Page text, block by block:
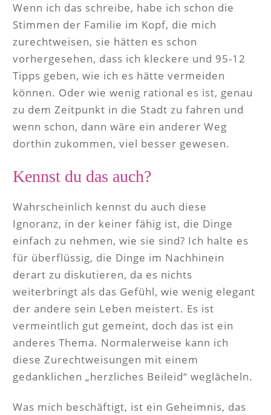
Wenn ich das schreibe, habe ich schon die
Stimmen der Familie im Kopf, die mich
zurechtweisen, sie hätten es schon
vorhergesehen, dass ich kleckere und 95-12
Tipps geben, wie ich es hätte vermeiden
können. Oder wie wenig rational es ist, genau
zu dem Zeitpunkt in die Stadt zu fahren und
wenn schon, dann wäre ein anderer Weg
dorthin zukommen, viel besser gewesen.
Kennst du das auch?
Wahrscheinlich kennst du auch diese
Ignoranz, in der keiner fähig ist, die Dinge
einfach zu nehmen, wie sie sind? Ich halte es
für überflüssig, die Dinge im Nachhinein
derart zu diskutieren, da es nichts
weiterbringt als das Gefühl, wie wenig elegant
der andere sein Leben meistert. Es ist
vermeintlich gut gemeint, doch das ist ein
anderes Thema. Normalerweise kann ich
diese Zurechtweisungen mit einem
gedanklichen „herzliches Beileid“ weglächeln.
Was mich beschäftigt, ist ein Geheimnis, das